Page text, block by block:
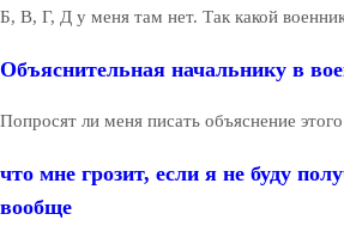
Б, В, Г, Д у меня там нет. Так какой
Объяснительная начальнику в
Попросят ли меня писать объяснение
что мне грозит, если я не буду
вообще